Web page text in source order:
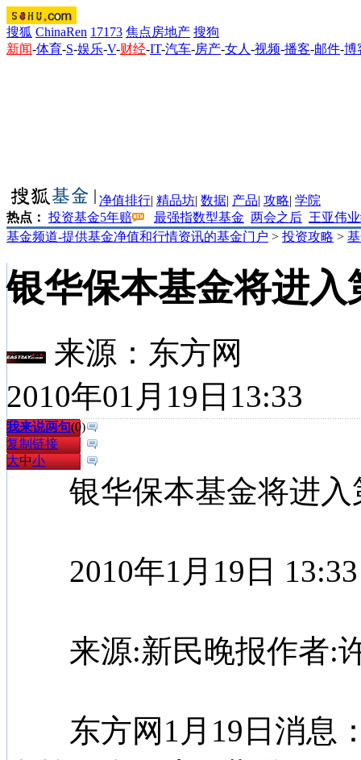
搜狐 ChinaRen 17173 焦点房地产 搜狗
新闻-体育-S-娱乐-V-财经-IT-汽车-房产-女人 -视频-播客-邮件-博
净值排行| 精品坊| 数据| 产品| 攻略| 学院
热点： 投资基金5年赔 最强指数型基金 两会之后 王亚伟
基金频道-提供基金净值和行情资讯的基金门户 > 投资攻略 >
银华保本基金将进
来源： 东方网
2010年01月19日13:33
我来说两句(0)
复制链接
大中小
银华保本基金将进入
2010年1月19日 13:33
来源:新民晚报作者:
东方网1月19日消息：